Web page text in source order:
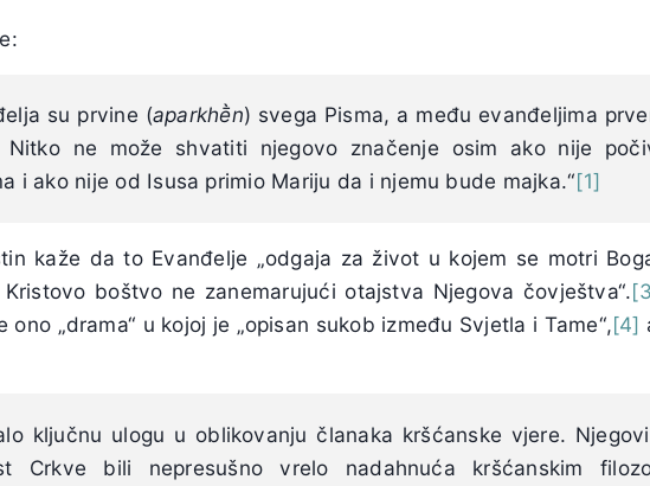
su prvine (aparkhḕn) svega Pisma, a među evanđeljima
Nitko ne može shvatiti njegovo značenje osim ako nije
i ako nije od Isusa primio Mariju da i njemu bude majka.“[1]
kaže da to Evanđelje „odgaja za život u kojem se motri
Kristovo boštvo ne zanemarujući otajstva Njegova čovještva“.
ono „drama“ u kojoj je „opisan sukob između Svjetla i Tame“,[4]
ključnu ulogu u oblikovanju članaka kršćanske vjere.
Crkve bili nepresušno vrelo nadahnuća kršćanskim